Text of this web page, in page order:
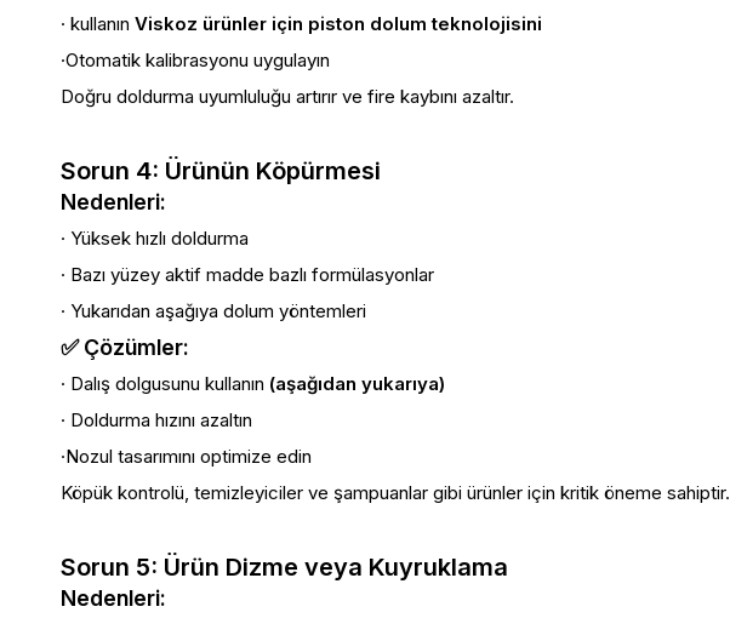
· kullanın Viskoz ürünler için piston dolum teknolojisini
·Otomatik kalibrasyonu uygulayın
Doğru doldurma uyumluluğu artırır ve fire kaybını azaltır.
Sorun 4: Ürünün Köpürmesi
Nedenleri:
· Yüksek hızlı doldurma
· Bazı yüzey aktif madde bazlı formülasyonlar
· Yukarıdan aşağıya dolum yöntemleri
✅ Çözümler:
· Dalış dolgusunu kullanın (aşağıdan yukarıya)
· Doldurma hızını azaltın
·Nozul tasarımını optimize edin
Köpük kontrolü, temizleyiciler ve şampuanlar gibi ürünler için kritik öneme sahiptir.
Sorun 5: Ürün Dizme veya Kuyruklama
Nedenleri: